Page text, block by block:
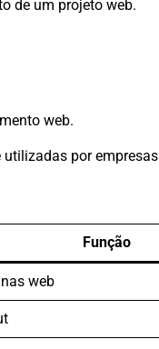
de um projeto web.
web.
por
Função
web